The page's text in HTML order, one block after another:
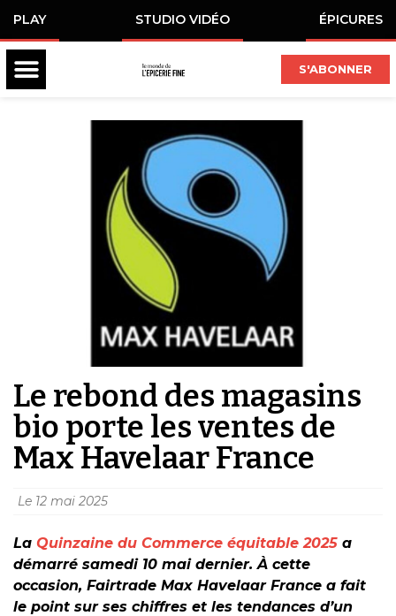
PLAY STUDIO VIDÉO ÉPICURES
S'ABONNER
Le rebond des magasins
bio porte les ventes de
Max Havelaar France
Le 12 mai 2025
La Quinzaine du Commerce équitable 2025 a
démarré samedi 10 mai dernier. À cette
occasion, Fairtrade Max Havelaar France a fait
le point sur ses chiffres et les tendances d’un